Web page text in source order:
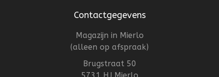
Contactgegevens
Magazijn in Mierlo
(alleen op afspraak)
Brugstraat 50